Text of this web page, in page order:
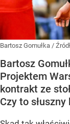
Bartosz Gomułka /
Bartosz
Projektem
kontrakt ze
Czy to